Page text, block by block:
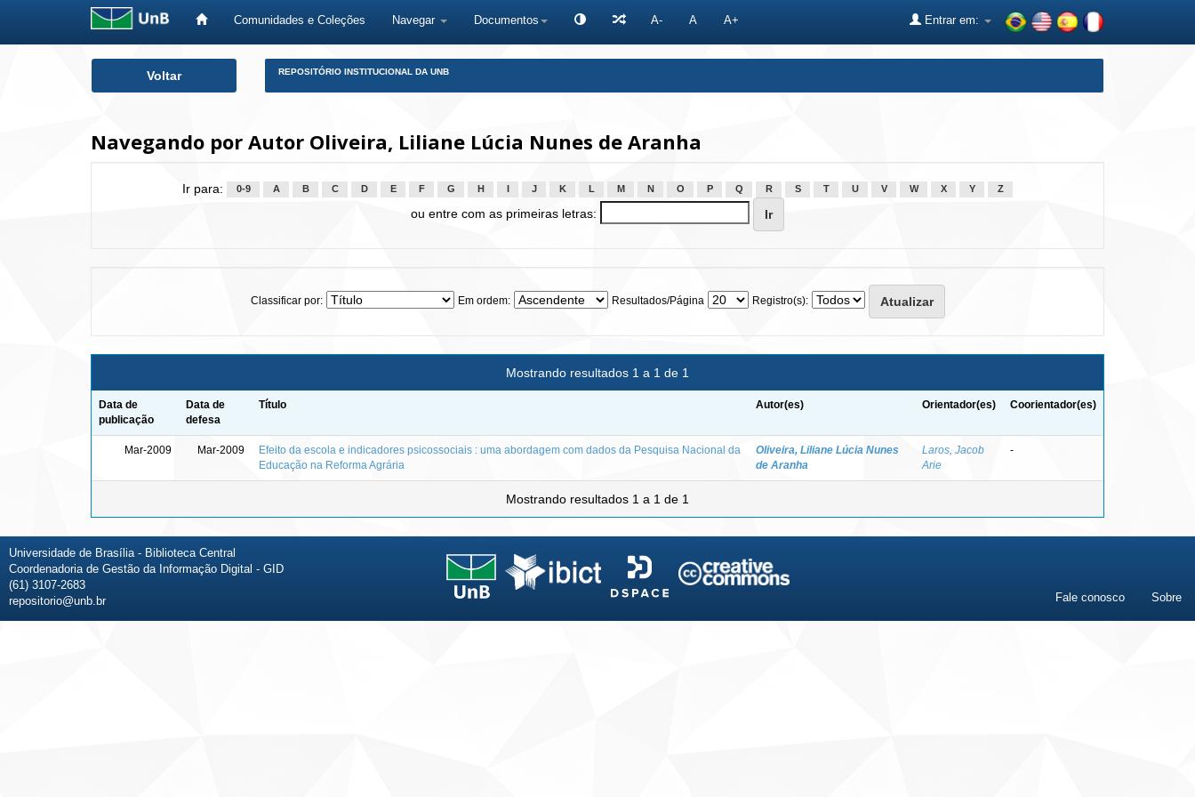
Comunidades e Coleções Navegar Documentos A- A A+ Entrar em:
Voltar REPOSITÓRIO INSTITUCIONAL DA UNB
Navegando por Autor Oliveira, Liliane Lúcia Nunes de Aranha
Ir para: 0-9 A B C D E F G H J K L M N O P Q R S T U V W X Y Z
ou entre com as primeiras letras:
Classificar por: Em ordem: Resultados/Página Registro(s):
Mostrando resultados 1 a 1 de 1
Data de
publicação
Data de
defesa
Título Autor(es) Orientador(es) Coorientador(es)
Mar-2009 Mar-2009
Efeito da escola e indicadores psicossociais : uma abordagem com dados da Pesquisa Nacional da
Educação na Reforma Agrária
Oliveira, Liliane Lúcia Nunes
de Aranha
Laros, Jacob
Arie
-
Mostrando resultados 1 a 1 de 1
Universidade de Brasília - Biblioteca Central
Coordenadoria de Gestão da Informação Digital - GID
(61) 3107-2683
repositorio@unb.br
Fale conosco Sobre